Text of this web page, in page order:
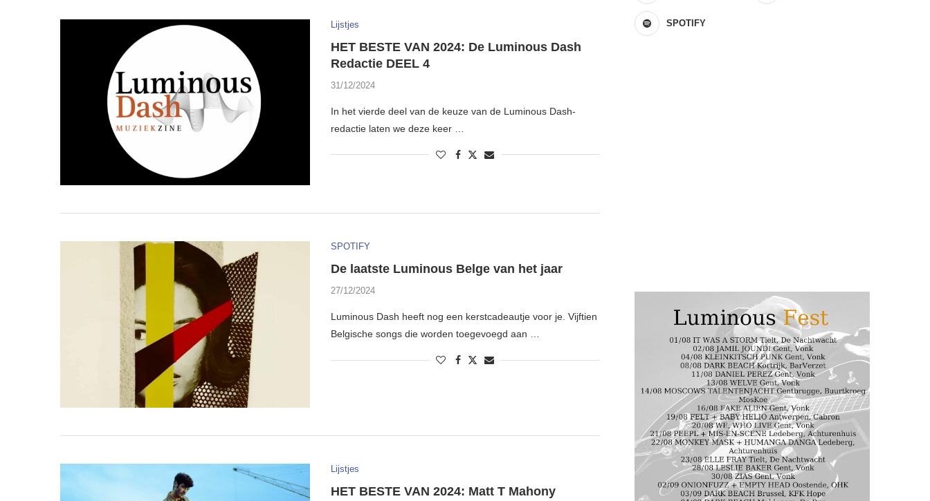
Lijstjes
HET BESTE VAN 2024: De Luminous Dash
Redactie DEEL 4
31/12/2024
In het vierde deel van de keuze van de Luminous Dash-
redactie laten we deze keer …
SPOTIFY
De laatste Luminous Belge van het jaar
27/12/2024
Luminous Dash heeft nog een kerstcadeautje voor je. Vijftien
Belgische songs die worden toegevoegd aan …
Lijstjes
HET BESTE VAN 2024: Matt T Mahony
SPOTIFY